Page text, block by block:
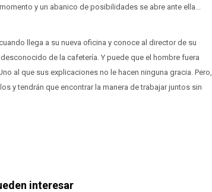
y un abanico de posibilidades se abre ante ella...
llega a su nueva oficina y conoce al director de su
de la cafetería. Y puede que el hombre fuera
al que sus explicaciones no le hacen ninguna gracia. Pero,
y tendrán que encontrar la manera de trabajar juntos sin
interesar